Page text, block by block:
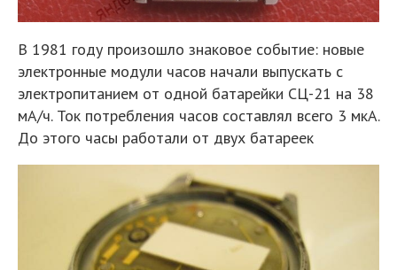
В 1981 году произошло знаковое событие: новые
электронные модули часов начали выпускать с
электропитанием от одной батарейки СЦ-21 на 38
мА/ч. Ток потребления часов составлял всего 3 мкА.
До этого часы работали от двух батареек